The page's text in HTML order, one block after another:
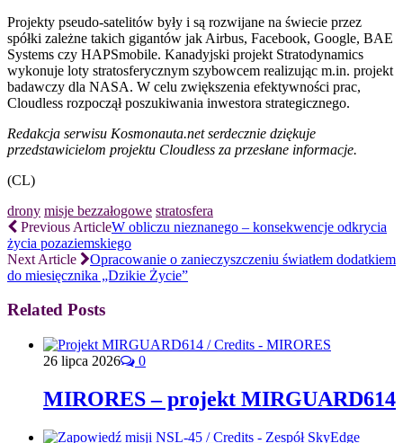
Projekty pseudo-satelitów były i są rozwijane na świecie przez
spółki zależne takich gigantów jak Airbus, Facebook, Google, BAE
Systems czy HAPSmobile. Kanadyjski projekt Stratodynamics
wykonuje loty stratosferycznym szybowcem realizując m.in. projekt
badawczy dla NASA. W celu zwiększenia efektywności prac,
Cloudless rozpoczął poszukiwania inwestora strategicznego.
Redakcja serwisu Kosmonauta.net serdecznie dziękuje
przedstawicielom projektu Cloudless za przesłane informacje.
(CL)
drony misje bezzałogowe stratosfera
Previous ArticleW obliczu nieznanego – konsekwencje odkrycia
życia pozaziemskiego
Next Article
Opracowanie o zanieczyszczeniu światłem dodatkiem
do miesięcznika „Dzikie Życie”
Related Posts
26 lipca 2026 0
MIRORES – projekt MIRGUARD614